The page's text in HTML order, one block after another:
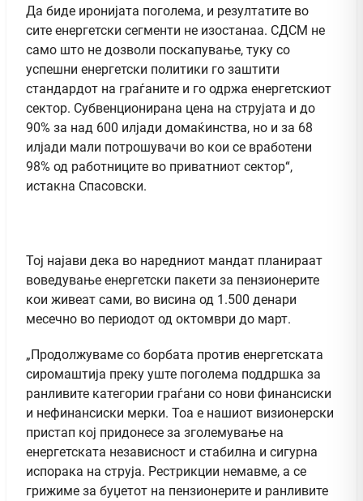
Да биде иронијата поголема, и резултатите во
сите енергетски сегменти не изостанаа. СДСМ не
само што не дозволи поскапување, туку со
успешни енергетски политики го заштити
стандардот на граѓаните и го одржа енергетскиот
сектор. Субвенционирана цена на струјата и до
90% за над 600 илјади домаќинства, но и за 68
илјади мали потрошувачи во кои се вработени
98% од работниците во приватниот сектор“,
истакна Спасовски.
Тој најави дека во наредниот мандат планираат
воведување енергетски пакети за пензионерите
кои живеат сами, во висина од 1.500 денари
месечно во периодот од октомври до март.
„Продолжуваме со борбата против енергетската
сиромаштија преку уште поголема поддршка за
ранливите категории граѓани со нови финансиски
и нефинансиски мерки. Тоа е нашиот визионерски
пристап кој придонесе за зголемување на
енергетската независност и стабилна и сигурна
испорака на струја. Рестрикции немавме, а се
грижиме за буџетот на пензионерите и ранливите